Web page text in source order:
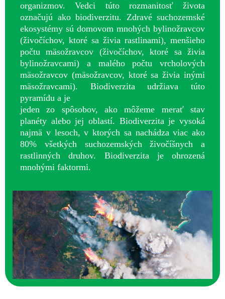
organizmov. Vedci túto rozmanitosť života
označujú ako biodiverzitu. Zdravé suchozemské
ekosystémy sú domovom mnohých bylinožravcov
(živočíchov, ktoré sa živia rastlinami), menšieho
počtu mäsožravcov (živočíchov, ktoré sa živia
bylinožravcami) a malého počtu vrcholových
mäsožravcov (mäsožravcov, ktoré sa živia inými
mäsožravcami). Biodiverzita udržiava túto
pyramídu a je
jeden zo spôsobov, ako môžeme merať stav
planéty alebo jej oblastí. Biodiverzita je vysoká
najmä v lesoch, v ktorých sa nachádza viac ako
80% všetkých suchozemských živočíšnych a
rastlinných druhov. Biodiverzita je ohrozená
mnohými faktormi.